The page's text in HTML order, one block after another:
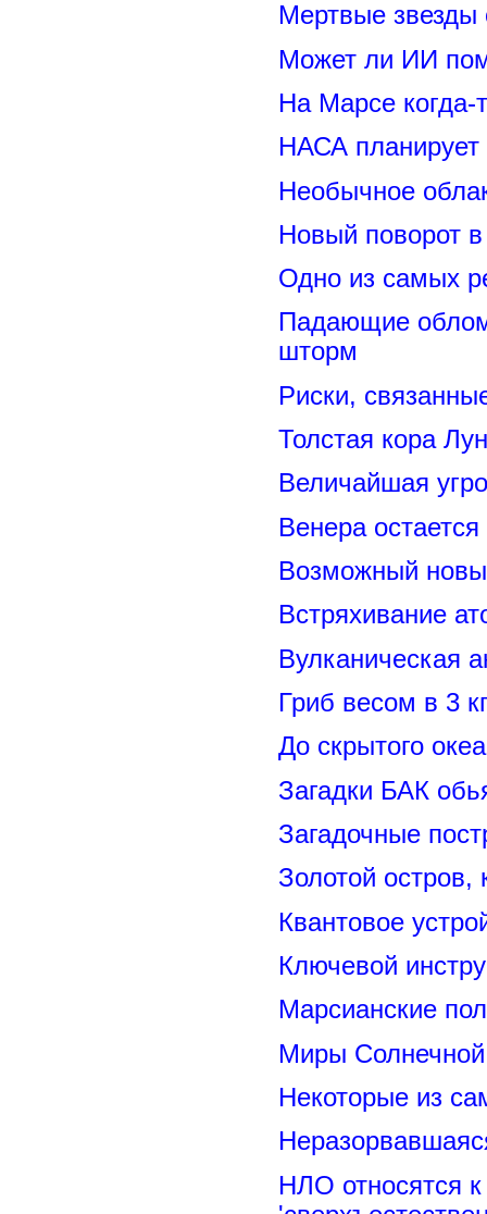
Мертвые
Может ли ИИ
На Марсе когда-
НАСА
Необычное
Новый поворот
Одно из самых
Падающие
шторм
Риски,
Толстая кора
Величайшая
Венера
Возможный
Встряхивание
Вулканическая
Гриб весом в 3
До скрытого
Загадки БАК
Загадочные
Золотой остров,
Квантовое
Ключевой
Марсианские
Миры
Некоторые из
НЛО относятся к